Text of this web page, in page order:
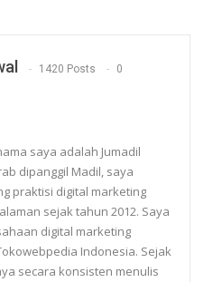
1420 Posts 0
saya adalah Jumadil
dipanggil Madil, saya
praktisi digital marketing
sejak tahun 2012. Saya
digital marketing
Indonesia. Sejak
secara konsisten menulis